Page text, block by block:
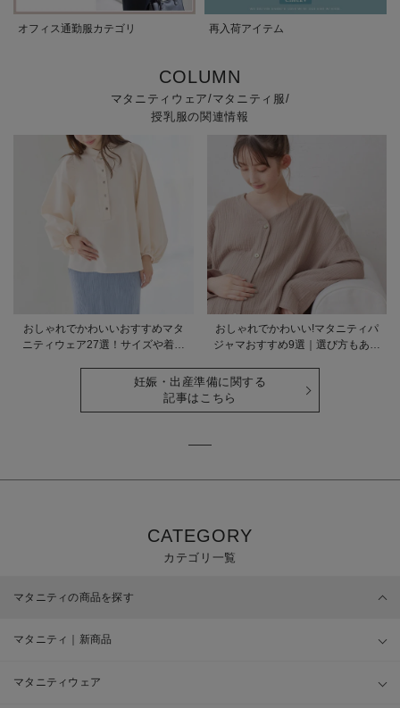
オフィス通勤服カテゴリ 再入荷アイテム
COLUMN
マタニティウェア/マタニティ服/
授乳服の関連情報
おしゃれでかわいいおすすめマタ
ニティウェア27選！サイズや着る
おしゃれでかわいい!マタニティパ
ジャマおすすめ9選｜選び方もあわ
妊娠・出産準備に関する
記事はこちら
CATEGORY
カテゴリ一覧
マタニティの商品を探す
マタニティ｜新商品
マタニティウェア